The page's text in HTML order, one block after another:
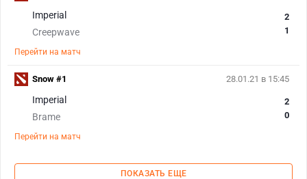
Imperial
Creepwave
2
1
Перейти на матч
28.01.21 в 15:45
Imperial
Brame
2
0
Перейти на матч
Snow #1
ПОКАЗАТЬ ЕЩЕ